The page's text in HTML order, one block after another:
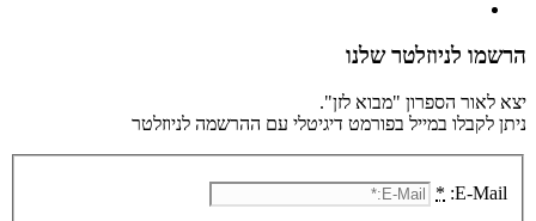
הרשמו לניוזלטר שלנו
יצא לאור הספרון "מבוא לזן".
ניתן לקבלו במייל בפורמט דיגיטלי עם ההרשמה לניוזלטר
E-Mail:
*